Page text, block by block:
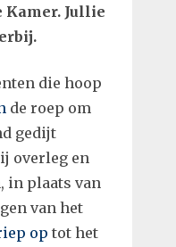
Kamer. Jullie
die hoop
de roep om
gedijt
overleg en
in plaats van
van het
op tot het